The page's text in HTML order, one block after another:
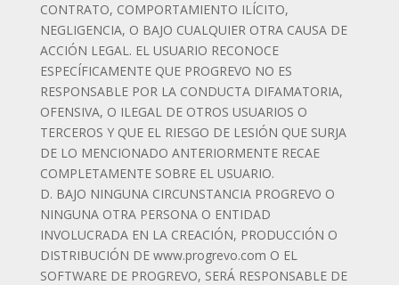
CONTRATO, COMPORTAMIENTO ILÍCITO,
NEGLIGENCIA, O BAJO CUALQUIER OTRA CAUSA DE
ACCIÓN LEGAL. EL USUARIO RECONOCE
ESPECÍFICAMENTE QUE PROGREVO NO ES
RESPONSABLE POR LA CONDUCTA DIFAMATORIA,
OFENSIVA, O ILEGAL DE OTROS USUARIOS O
TERCEROS Y QUE EL RIESGO DE LESIÓN QUE SURJA
DE LO MENCIONADO ANTERIORMENTE RECAE
COMPLETAMENTE SOBRE EL USUARIO.
D. BAJO NINGUNA CIRCUNSTANCIA PROGREVO O
NINGUNA OTRA PERSONA O ENTIDAD
INVOLUCRADA EN LA CREACIÓN, PRODUCCIÓN O
DISTRIBUCIÓN DE www.progrevo.com O EL
SOFTWARE DE PROGREVO, SERÁ RESPONSABLE DE